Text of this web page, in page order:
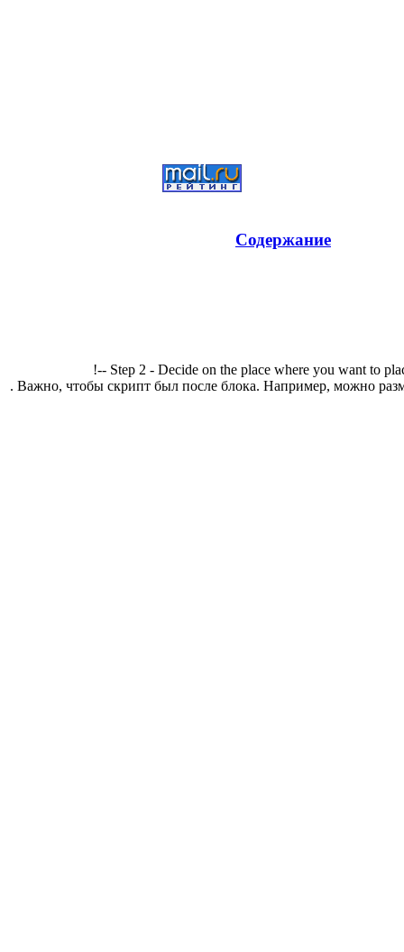
Содержание
!-- Step 2 - Decide on the place where you want to
. Важно, чтобы скрипт был после блока. Например, можно